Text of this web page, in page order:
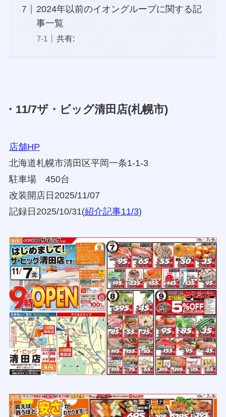
2024年以前のイオングループに関する記
事一覧
共有:
・11/7ザ・ビッグ清田店(札幌市)
店舗HP
北海道札幌市清田区平岡一条1-1-3
駐車場 450台
改装開店日2025/11/07
記録日2025/10/31(紹介記事11/3)